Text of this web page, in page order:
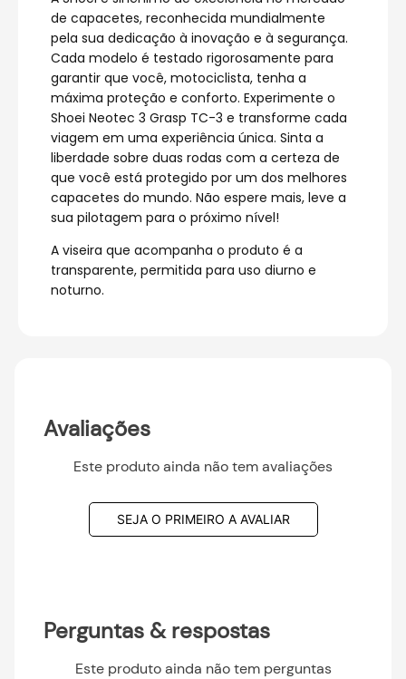
de capacetes, reconhecida mundialmente
pela sua dedicação à inovação e à segurança.
Cada modelo é testado rigorosamente para
garantir que você, motociclista, tenha a
máxima proteção e conforto. Experimente o
Shoei Neotec 3 Grasp TC-3 e transforme cada
viagem em uma experiência única. Sinta a
liberdade sobre duas rodas com a certeza de
que você está protegido por um dos melhores
capacetes do mundo. Não espere mais, leve a
sua pilotagem para o próximo nível!
A viseira que acompanha o produto é a
transparente, permitida para uso diurno e
noturno.
Avaliações
Este produto ainda não tem avaliações
SEJA O PRIMEIRO A AVALIAR
Perguntas & respostas
Este produto ainda não tem perguntas